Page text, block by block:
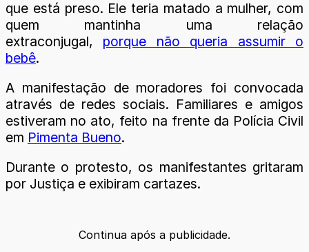
que está preso. Ele teria matado a mulher, com
quem mantinha uma relação
extraconjugal, porque não queria assumir o
bebê.
A manifestação de moradores foi convocada
através de redes sociais. Familiares e amigos
estiveram no ato, feito na frente da Polícia Civil
em Pimenta Bueno.
Durante o protesto, os manifestantes gritaram
por Justiça e exibiram cartazes.
Continua após a publicidade.